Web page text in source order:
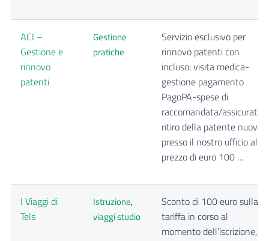
ACI –
Gestione e
rinnovo
patenti
Gestione
pratiche
Servizio esclusivo per
rinnovo patenti con
incluso: visita medica-
gestione pagamento
PagoPA-spese di
raccomandata/assicurata-
ritiro della patente nuova
presso il nostro ufficio al
prezzo di euro 100 …
I Viaggi di
Tels
Istruzione,
viaggi studio
Sconto di 100 euro sulla
tariffa in corso al
momento dell’iscrizione,